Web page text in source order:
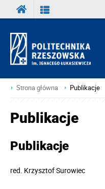
Strona główna Publikacje
Publikacje
Publikacje
red. Krzysztof Surowiec